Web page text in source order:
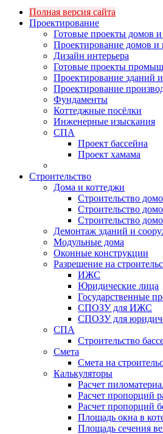
Полная версия сайта
Проектирование
Готовые проекты домов и
Проектирование домов и
Дизайн интерьера
Готовые проекты
Проектирование зданий
Проектирование
Фундаменты
Коттеджные посёлки
Инженерные изыскания
СПА
Проект бассейна
Проект хамама
Строительство
Дома и коттеджи
Строительство
Строительство
Строительство
Демонтаж зданий и
Модульные дома
Оконные конструкции
Разрешение на
ИЖС
Юридические лица
Государственные
СПОЗУ для ИЖС
СПОЗУ для
СПА
Строительство
Смета
Смета на
Калькуляторы
Расчет
Расчет пропорций
Расчет пропорций
Площадь окна в
Площадь сечения